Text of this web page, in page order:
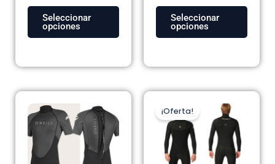
Seleccionar
opciones
producto
Seleccionar
opciones
producto
producto
tiene
múltiples
variantes.
¡Oferta!
precio
original
era:
299,00 €.
es:
199,00
producto
tiene
múltiples
variantes.